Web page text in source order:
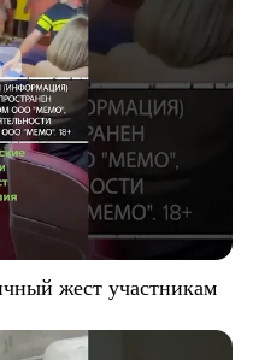
жест участникам